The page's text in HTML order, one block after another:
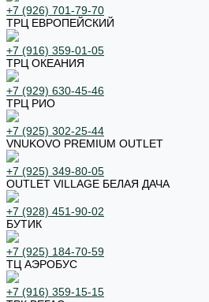
+7 (926) 701-79-70
ТРЦ ЕВРОПЕЙСКИЙ
+7 (916) 359-01-05
ТРЦ ОКЕАНИЯ
+7 (929) 630-45-46
ТРЦ РИО
+7 (925) 302-25-44
VNUKOVO PREMIUM OUTLET
+7 (925) 349-80-05
OUTLET VILLAGE БЕЛАЯ ДАЧА
+7 (928) 451-90-02
БУТИК
+7 (925) 184-70-59
ТЦ АЭРОБУС
+7 (916) 359-15-15